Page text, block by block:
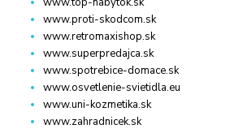
www.proti-skodcom.sk
www.retromaxishop.sk
www.superpredajca.sk
www.spotrebice-domace.sk
www.osvetlenie-svietidla.eu
www.uni-kozmetika.sk
www.zahradnicek.sk